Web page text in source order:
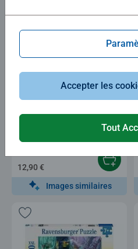
La carte du monde des animaux
12,90 €
Images similaires
Accepter les
Tout